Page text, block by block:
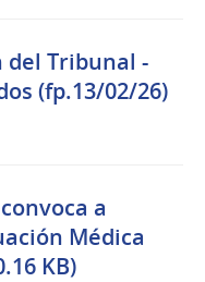
del Tribunal -
(fp.13/02/26)
a
Médica
KB)